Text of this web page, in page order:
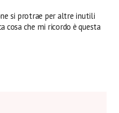
si protrae per altre inutili
cosa che mi ricordo è questa